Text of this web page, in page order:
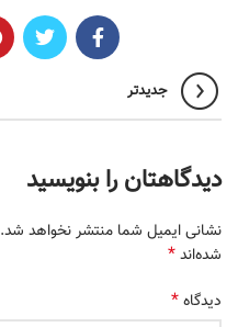
جدیدتر
دیدگاهتان را بنویسید
نشانی ایمیل شما منتشر نخواهد شد.
شده‌اند*
دیدگاه*